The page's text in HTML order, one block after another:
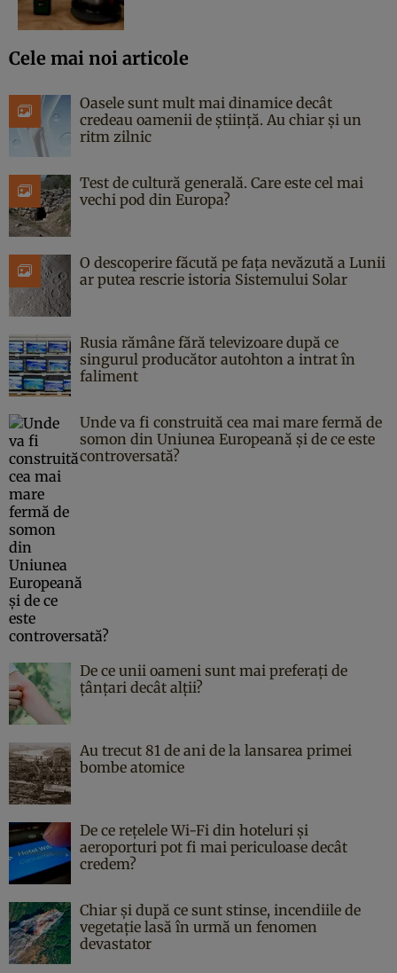
Cele mai noi articole
Oasele sunt mult mai dinamice decât
credeau oamenii de știință. Au chiar și un
ritm zilnic
Test de cultură generală. Care este cel mai
vechi pod din Europa?
O descoperire făcută pe fața nevăzută a Lunii
ar putea rescrie istoria Sistemului Solar
Rusia rămâne fără televizoare după ce
singurul producător autohton a intrat în
faliment
Unde va fi construită cea mai mare fermă de
somon din Uniunea Europeană și de ce este
controversată?
De ce unii oameni sunt mai preferați de
țânțari decât alții?
Au trecut 81 de ani de la lansarea primei
bombe atomice
De ce rețelele Wi-Fi din hoteluri și
aeroporturi pot fi mai periculoase decât
credem?
Chiar și după ce sunt stinse, incendiile de
vegetație lasă în urmă un fenomen
devastator